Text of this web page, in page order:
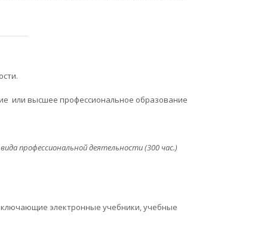
или высшее профессиональное образование
профессиональной деятельности(300 час.)
электронные учебники, учебные